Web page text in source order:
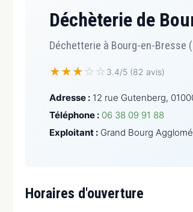
Déchèterie de
Déchetterie à Bourg-en-Bresse
★★★ ☆ ☆ 3.4/5 (82 avis)
Adresse : 12 rue Gutenberg,
Téléphone : 06 38 09 91 88
Exploitant : Grand Bourg
Horaires d'ouverture